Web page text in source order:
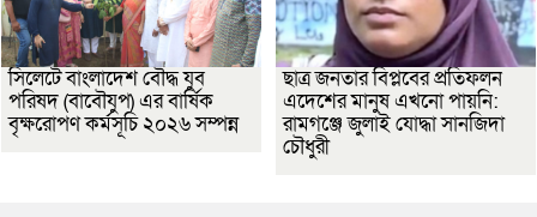
সিলেটে বাংলাদেশ বৌদ্ধ যুব
পরিষদ (বাবৌযুপ) এর বার্ষিক
বৃক্ষরোপণ কর্মসূচি ২০২৬ সম্পন্ন
ছাত্র জনতার বিপ্লবের প্রতিফলন
এদেশের মানুষ এখনো পায়নি:
রামগঞ্জে জুলাই যোদ্ধা সানজিদা
চৌধুরী